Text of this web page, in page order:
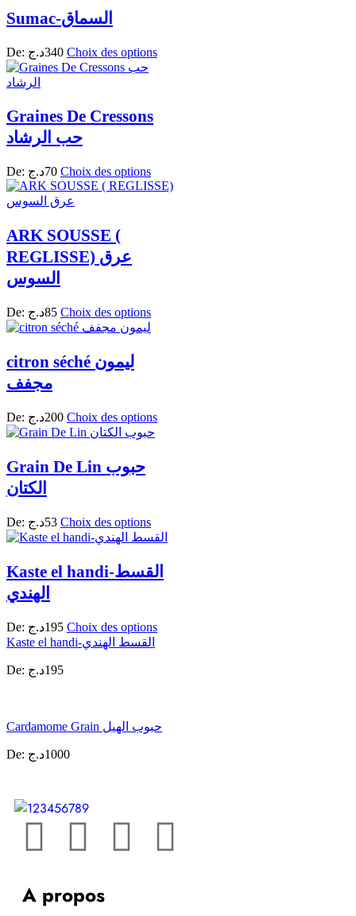
Sumac-السماق
De: 340د.ج Choix des options
Graines De Cressons
حب الرشاد
De: 70د.ج Choix des options
ARK SOUSSE (
REGLISSE) عرق
السوس
De: 85د.ج Choix des options
citron séché ليمون
مجفف
De: 200د.ج Choix des options
Grain De Lin حبوب
الكتان
De: 53د.ج Choix des options
Kaste el handi-القسط
الهندي
De: 195د.ج
Choix des options
Kaste el handi-القسط الهندي
De: 195د.ج
Cardamome Grain حبوب الهيل
De: 1000د.ج
A propos